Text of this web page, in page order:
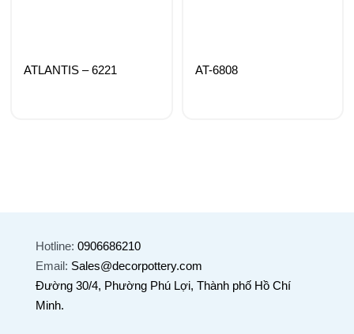
ATLANTIS – 6221 AT-6808
Hotline: 0906686210
Email: Sales@decorpottery.com
Đường 30/4, Phường Phú Lợi, Thành phố Hồ Chí
Minh.